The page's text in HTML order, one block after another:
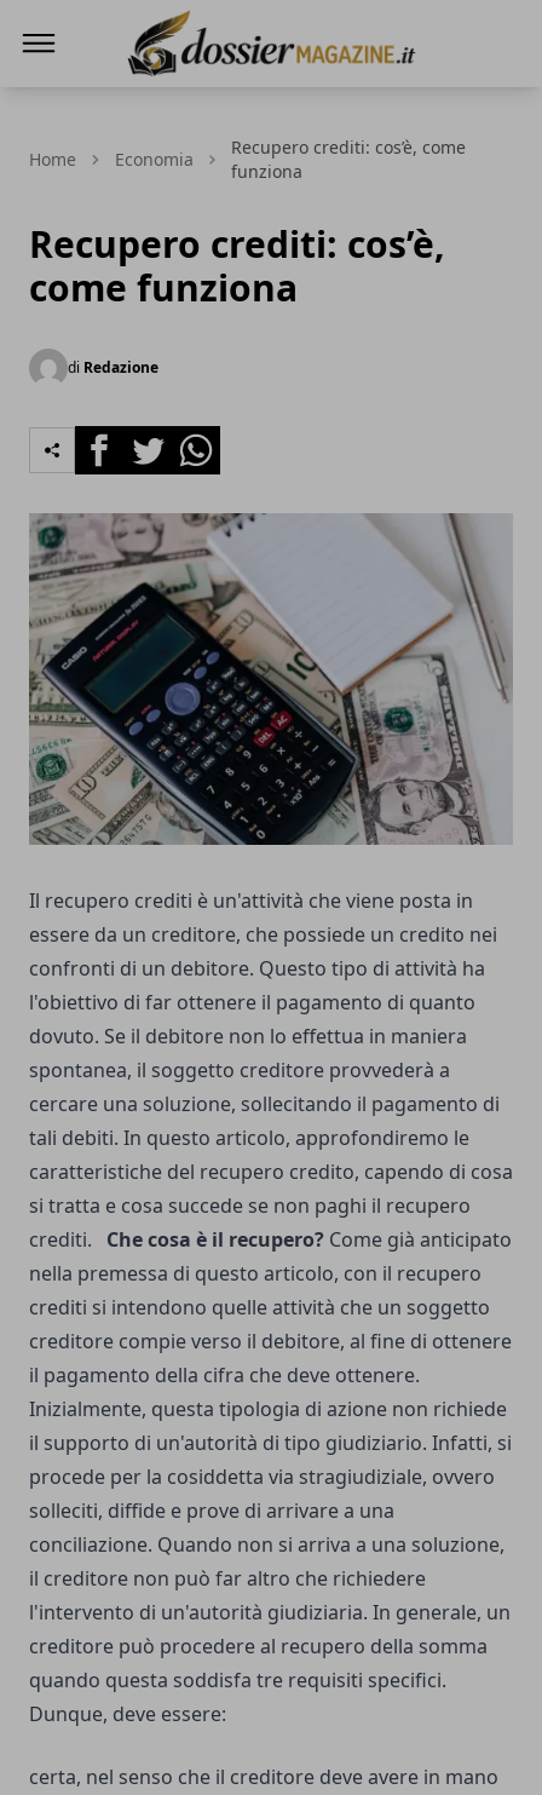
Home Economia
Recupero crediti: cos’è, come
funziona
Recupero crediti: cos’è,
come funziona
di Redazione
FacebookTwitterWhatsapp
Il recupero crediti è un'attività che viene posta in
essere da un creditore, che possiede un credito nei
confronti di un debitore. Questo tipo di attività ha
l'obiettivo di far ottenere il pagamento di quanto
dovuto. Se il debitore non lo effettua in maniera
spontanea, il soggetto creditore provvederà a
cercare una soluzione, sollecitando il pagamento di
tali debiti. In questo articolo, approfondiremo le
caratteristiche del recupero credito, capendo di cosa
si tratta e cosa succede se non paghi il recupero
crediti.
Che cosa è il recupero? Come già anticipato
nella premessa di questo articolo, con il recupero
crediti si intendono quelle attività che un soggetto
creditore compie verso il debitore, al fine di ottenere
il pagamento della cifra che deve ottenere.
Inizialmente, questa tipologia di azione non richiede
il supporto di un'autorità di tipo giudiziario. Infatti, si
procede per la cosiddetta via stragiudiziale, ovvero
solleciti, diffide e prove di arrivare a una
conciliazione. Quando non si arriva a una soluzione,
il creditore non può far altro che richiedere
l'intervento di un'autorità giudiziaria. In generale, un
creditore può procedere al recupero della somma
quando questa soddisfa tre requisiti specifici.
Dunque, deve essere:
certa, nel senso che il creditore deve avere in mano